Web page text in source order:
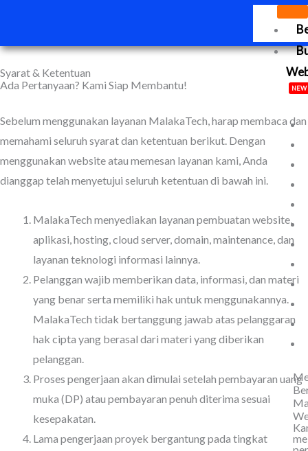
konten
NEW
Syarat & Ketentuan
Ada Pertanyaan? Kami Siap Membantu!
Sebelum menggunakan layanan MalakaTech, harap membaca dan
memahami seluruh syarat dan ketentuan berikut. Dengan
menggunakan website atau memesan layanan kami, Anda
dianggap telah menyetujui seluruh ketentuan di bawah ini.
MalakaTech menyediakan layanan pembuatan website,
aplikasi, hosting, cloud server, domain, maintenance, dan
layanan teknologi informasi lainnya.
Pelanggan wajib memberikan data, informasi, dan materi
yang benar serta memiliki hak untuk menggunakannya.
MalakaTech tidak bertanggung jawab atas pelanggaran
hak cipta yang berasal dari materi yang diberikan
pelanggan.
Proses pengerjaan akan dimulai setelah pembayaran uang
muka (DP) atau pembayaran penuh diterima sesuai
kesepakatan.
Lama pengerjaan proyek bergantung pada tingkat